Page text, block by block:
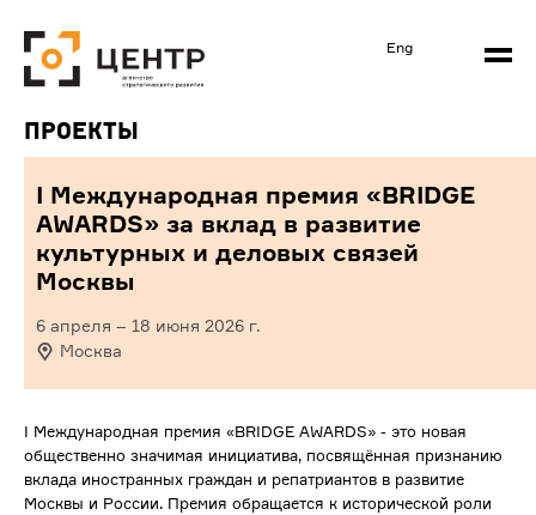
Eng
Проекты
I Международная премия «BRIDGE
AWARDS» за вклад в развитие
культурных и деловых связей
Москвы
6 апреля – 18 июня 2026 г.
Москва
I Международная премия «BRIDGE AWARDS» - это новая
общественно значимая инициатива, посвящённая признанию
вклада иностранных граждан и репатриантов в развитие
Москвы и России. Премия обращается к исторической роли